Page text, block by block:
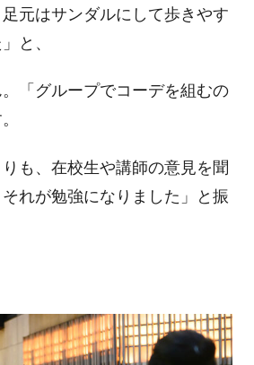
元はサンダルにして歩きやす
と、
「グループでコーデを組むの
も、在校生や講師の意見を聞
れが勉強になりました」と振